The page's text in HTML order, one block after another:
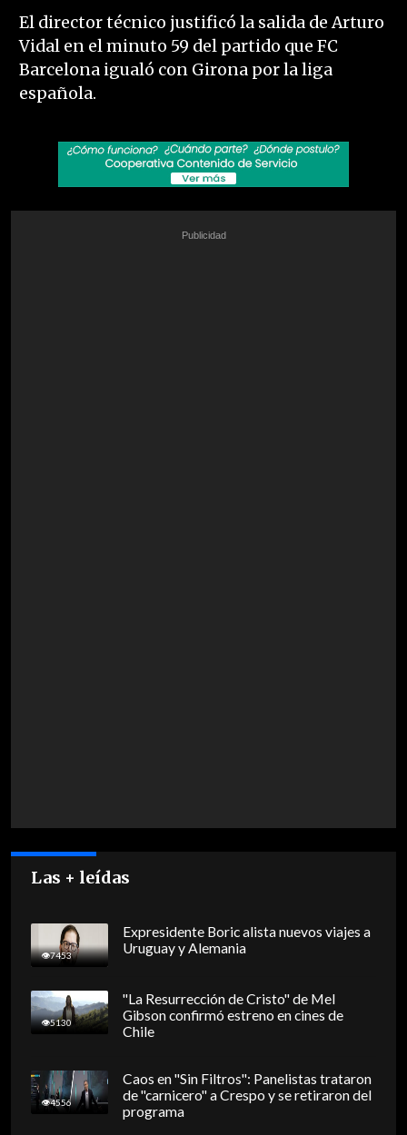
El director técnico justificó la salida de Arturo
Vidal en el minuto 59 del partido que FC
Barcelona igualó con Girona por la liga
española.
Las + leídas
7453
Expresidente Boric alista nuevos viajes a
Uruguay y Alemania
5130
"La Resurrección de Cristo" de Mel
Gibson confirmó estreno en cines de
Chile
4556
Caos en "Sin Filtros": Panelistas trataron
de "carnicero" a Crespo y se retiraron del
programa